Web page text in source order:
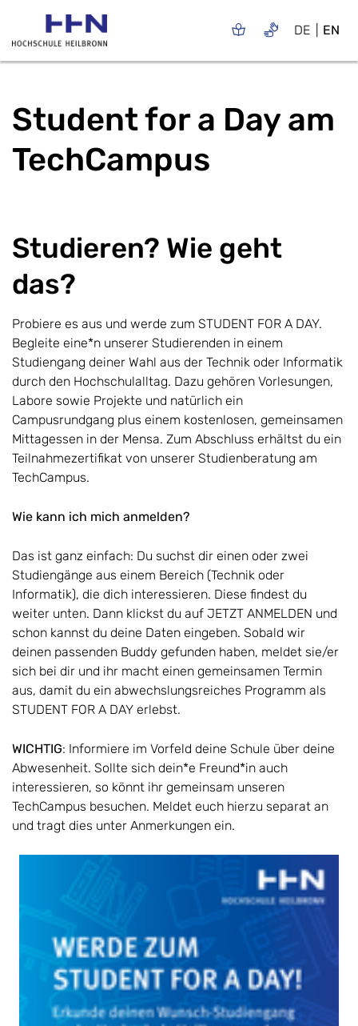
DE EN
Student for a Day am
TechCampus
Studieren? Wie geht
das?
Probiere es aus und werde zum STUDENT FOR A DAY.
Begleite eine*n unserer Studierenden in einem
Studiengang deiner Wahl aus der Technik oder Informatik
durch den Hochschulalltag. Dazu gehören Vorlesungen,
Labore sowie Projekte und natürlich ein
Campusrundgang plus einem kostenlosen, gemeinsamen
Mittagessen in der Mensa. Zum Abschluss erhältst du ein
Teilnahmezertifikat von unserer Studienberatung am
TechCampus.
Wie kann ich mich anmelden?
Das ist ganz einfach: Du suchst dir einen oder zwei
Studiengänge aus einem Bereich (Technik oder
Informatik), die dich interessieren. Diese findest du
weiter unten. Dann klickst du auf JETZT ANMELDEN und
schon kannst du deine Daten eingeben. Sobald wir
deinen passenden Buddy gefunden haben, meldet sie/er
sich bei dir und ihr macht einen gemeinsamen Termin
aus, damit du ein abwechslungsreiches Programm als
STUDENT FOR A DAY erlebst.
WICHTIG: Informiere im Vorfeld deine Schule über deine
Abwesenheit. Sollte sich dein*e Freund*in auch
interessieren, so könnt ihr gemeinsam unseren
TechCampus besuchen. Meldet euch hierzu separat an
und tragt dies unter Anmerkungen ein.